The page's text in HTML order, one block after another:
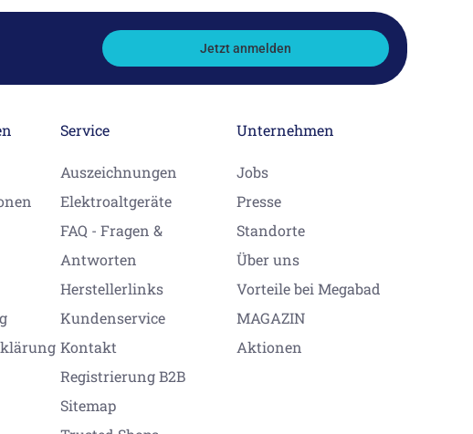
Jetzt anmelden
Service
Auszeichnungen
Elektroaltgeräte
FAQ - Fragen &
Antworten
Herstellerlinks
Kundenservice
Kontakt
Registrierung B2B
Sitemap
Unternehmen
Jobs
Presse
Standorte
Über uns
Vorteile bei Megabad
MAGAZIN
Aktionen